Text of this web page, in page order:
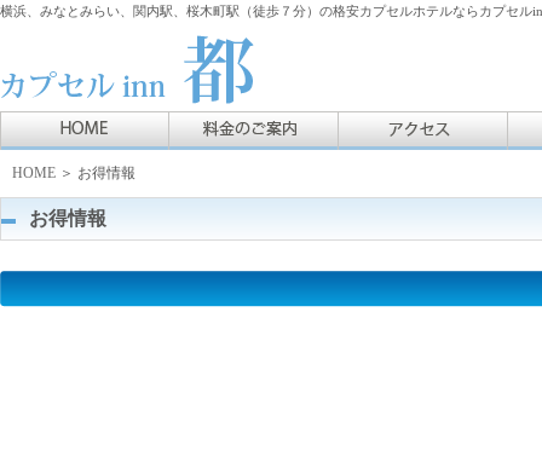
横浜、みなとみらい、関内駅、桜木町駅（徒歩７分）の格安カプセルホテルならカプセル
HOME ＞ お得情報
お得情報